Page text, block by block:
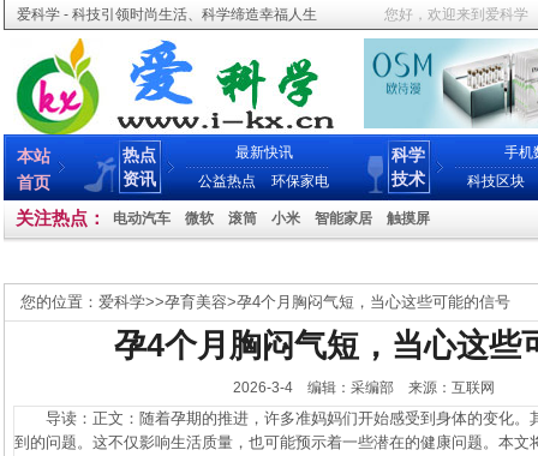
爱科学 - 科技引领时尚生活、科学缔造幸福人生 您好，欢迎来到爱科学
本站
首页
热点
资讯
最新快讯
公益热点
环保家电
科学
技术
手机
科技区块
关注热点： 电动汽车 微软 滚筒 小米 智能家居 触摸屏
您的位置： 爱科学>>孕育美容>孕4个月胸闷气短，当心这些可能的信号
孕4个月胸闷气短，当心这些
2026-3-4 编辑：采编部 来源：互联网
导读：正文：随着孕期的推进，许多准妈妈们开始感受到身体的变化。
到的问题。这不仅影响生活质量，也可能预示着一些潜在的健康问题。本文